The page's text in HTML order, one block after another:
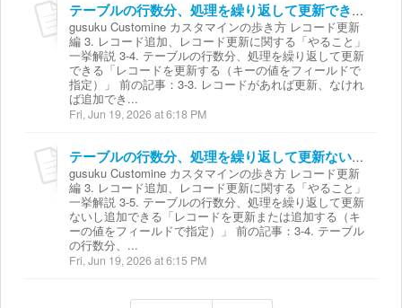
テーブルの行数分、処理を繰り返して更新できる「レコードを更新する（キーの値をフィールドで指定）」
gusuku Customine カスタマインの歩き方 レコード更新
編 3. レコード追加、レコード更新に関する「やること」
一挙解説 3-4. テーブルの行数分、処理を繰り返して更新
できる「レコードを更新する（キーの値をフィールドで
指定）」 前の記事：3-3. レコードがあれば更新、なけれ
ば追加でき...
Fri, Jun 19, 2026 at 6:18 PM
テーブルの行数分、処理を繰り返して更新ないし追加できる「レコードを更新または追加する（キーの値をフィールドで指定）」
gusuku Customine カスタマインの歩き方 レコード更新
編 3. レコード追加、レコード更新に関する「やること」
一挙解説 3-5. テーブルの行数分、処理を繰り返して更新
ないし追加できる「レコードを更新または追加する（キ
ーの値をフィールドで指定）」 前の記事：3-4. テーブル
の行数分、...
Fri, Jun 19, 2026 at 6:15 PM